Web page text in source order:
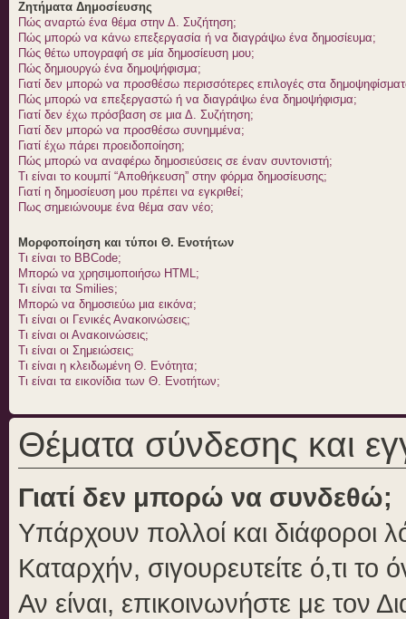
Ζητήματα Δημοσίευσης
Πώς αναρτώ ένα θέμα στην Δ. Συζήτηση;
Πώς μπορώ να κάνω επεξεργασία ή να διαγράψω ένα δημοσίευμα;
Πώς θέτω υπογραφή σε μία δημοσίευση μου;
Πώς δημιουργώ ένα δημοψήφισμα;
Γιατί δεν μπορώ να προσθέσω περισσότερες επιλογές στα
Πώς μπορώ να επεξεργαστώ ή να διαγράψω ένα δημοψήφισμα;
Γιατί δεν έχω πρόσβαση σε μια Δ. Συζήτηση;
Γιατί δεν μπορώ να προσθέσω συνημμένα;
Γιατί έχω πάρει προειδοποίηση;
Πώς μπορώ να αναφέρω δημοσιεύσεις σε έναν συντονιστή;
Τι είναι το κουμπί “Αποθήκευση” στην φόρμα δημοσίευσης;
Γιατί η δημοσίευση μου πρέπει να εγκριθεί;
Πως σημειώνουμε ένα θέμα σαν νέο;
Μορφοποίηση και τύποι Θ. Ενοτήτων
Τι είναι το BBCode;
Μπορώ να χρησιμοποιήσω HTML;
Τι είναι τα Smilies;
Μπορώ να δημοσιεύω μια εικόνα;
Τι είναι οι Γενικές Ανακοινώσεις;
Τι είναι οι Ανακοινώσεις;
Τι είναι οι Σημειώσεις;
Τι είναι η κλειδωμένη Θ. Ενότητα;
Τι είναι τα εικονίδια των Θ. Ενοτήτων;
Θέματα σύνδεσης και
Γιατί δεν μπορώ να συνδεθώ;
Υπάρχουν πολλοί και διάφοροι
Καταρχήν, σιγουρευτείτε ό,τι
Αν είναι, επικοινωνήστε με τον